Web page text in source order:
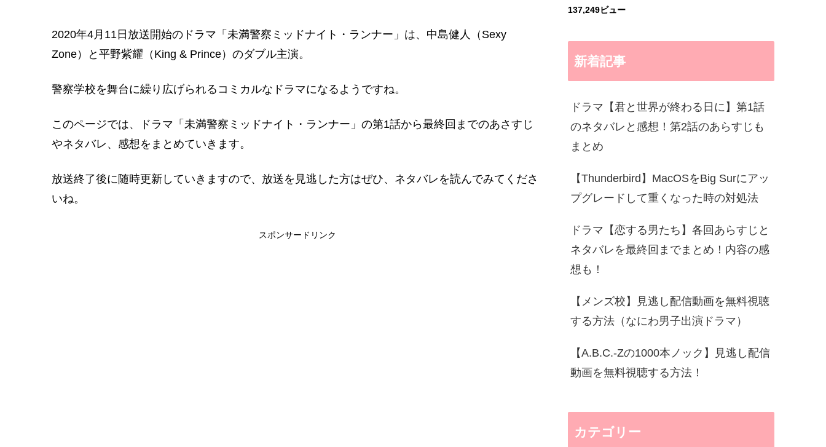
2020年4月11日放送開始のドラマ「未満警察ミッドナイト・ランナー」は、中島健人（Sexy
Zone）と平野紫耀（King & Prince）のダブル主演。
警察学校を舞台に繰り広げられるコミカルなドラマになるようですね。
このページでは、ドラマ「未満警察ミッドナイト・ランナー」の第1話から最終回までのあさすじ
やネタバレ、感想をまとめていきます。
放送終了後に随時更新していきますので、放送を見逃した方はぜひ、ネタバレを読んでみてくださ
いね。
スポンサードリンク
137,249ビュー
新着記事
ドラマ【君と世界が終わる日に】第1話
のネタバレと感想！第2話のあらすじも
まとめ
【Thunderbird】MacOSをBig Surにアッ
プグレードして重くなった時の対処法
ドラマ【恋する男たち】各回あらすじと
ネタバレを最終回までまとめ！内容の感
想も！
【メンズ校】見逃し配信動画を無料視聴
する方法（なにわ男子出演ドラマ）
【A.B.C.-Zの1000本ノック】見逃し配信
動画を無料視聴する方法！
カテゴリー